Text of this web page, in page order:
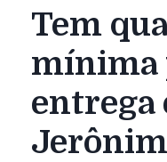
Tem
mínima
entrega